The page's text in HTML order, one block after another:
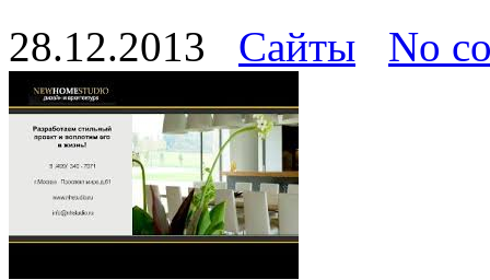
28.12.2013 Сайты No